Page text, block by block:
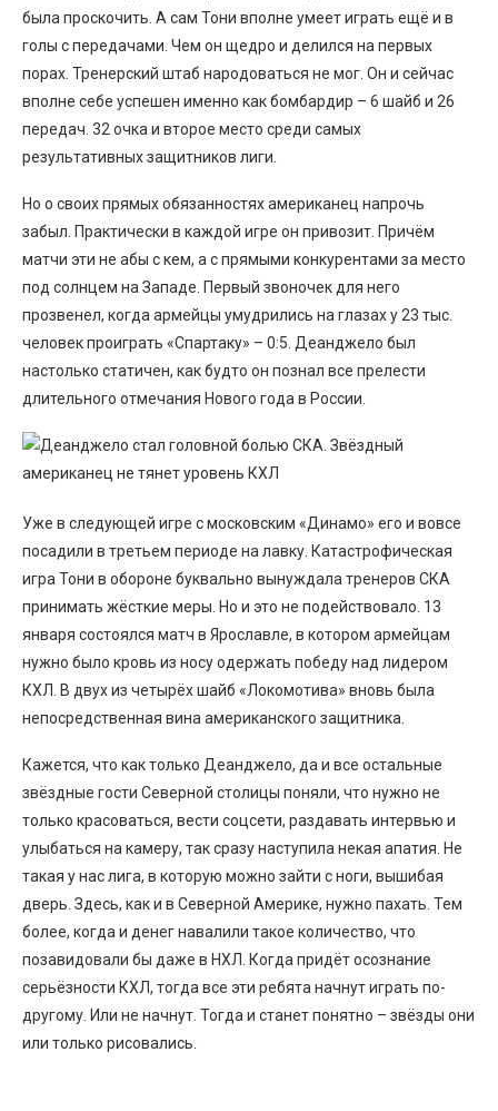
была проскочить. А сам Тони вполне умеет играть ещё и в
голы с передачами. Чем он щедро и делился на первых
порах. Тренерский штаб народоваться не мог. Он и сейчас
вполне себе успешен именно как бомбардир – 6 шайб и 26
передач. 32 очка и второе место среди самых
результативных защитников лиги.
Но о своих прямых обязанностях американец напрочь
забыл. Практически в каждой игре он привозит. Причём
матчи эти не абы с кем, а с прямыми конкурентами за место
под солнцем на Западе. Первый звоночек для него
прозвенел, когда армейцы умудрились на глазах у 23 тыс.
человек проиграть «Спартаку» – 0:5. Деанджело был
настолько статичен, как будто он познал все прелести
длительного отмечания Нового года в России.
Уже в следующей игре с московским «Динамо» его и вовсе
посадили в третьем периоде на лавку. Катастрофическая
игра Тони в обороне буквально вынуждала тренеров СКА
принимать жёсткие меры. Но и это не подействовало. 13
января состоялся матч в Ярославле, в котором армейцам
нужно было кровь из носу одержать победу над лидером
КХЛ. В двух из четырёх шайб «Локомотива» вновь была
непосредственная вина американского защитника.
Кажется, что как только Деанджело, да и все остальные
звёздные гости Северной столицы поняли, что нужно не
только красоваться, вести соцсети, раздавать интервью и
улыбаться на камеру, так сразу наступила некая апатия. Не
такая у нас лига, в которую можно зайти с ноги, вышибая
дверь. Здесь, как и в Северной Америке, нужно пахать. Тем
более, когда и денег навалили такое количество, что
позавидовали бы даже в НХЛ. Когда придёт осознание
серьёзности КХЛ, тогда все эти ребята начнут играть по-
другому. Или не начнут. Тогда и станет понятно – звёзды они
или только рисовались.